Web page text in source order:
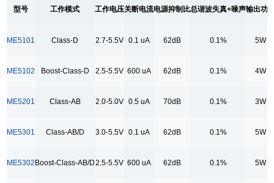
0.5 uA
电源抑制比
70dB
总谐波失真+噪声
型号 工作模式 工作电压关断电流电源抑制比总谐波失真+噪声输出功
ME5101 Class-D 2.7-5.5V 0.1 uA 62dB 0.1% 5W
ME5102 Boost-Class-D 2.5-5.5V 600 uA 62dB 0.1% 4W
ME5201 Class-AB 2.0-5.0V 0.5 uA 70dB 0.1% 3W
ME5301 Class-AB/D 3.0-5.5V 0.1 uA 62dB 0.1% 5W
ME5302Boost-Class-AB/D2.5-5.5V 600 uA 62dB 0.1% 5W